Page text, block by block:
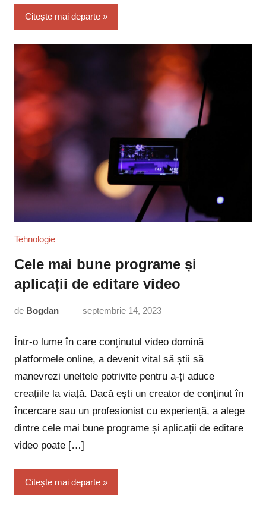
Citește mai departe
Tehnologie
Cele mai bune programe și
aplicații de editare video
de Bogdan septembrie 14, 2023
Într-o lume în care conținutul video domină
platformele online, a devenit vital să știi să
manevrezi uneltele potrivite pentru a-ți aduce
creațiile la viață. Dacă ești un creator de conținut în
încercare sau un profesionist cu experiență, a alege
dintre cele mai bune programe și aplicații de editare
video poate […]
Citește mai departe